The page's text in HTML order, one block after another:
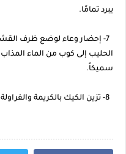
يبرد تمامًا.
7- إحضار وعاء لوضع ظرف
الحليب إلى كوب من الماء
سميكاً.